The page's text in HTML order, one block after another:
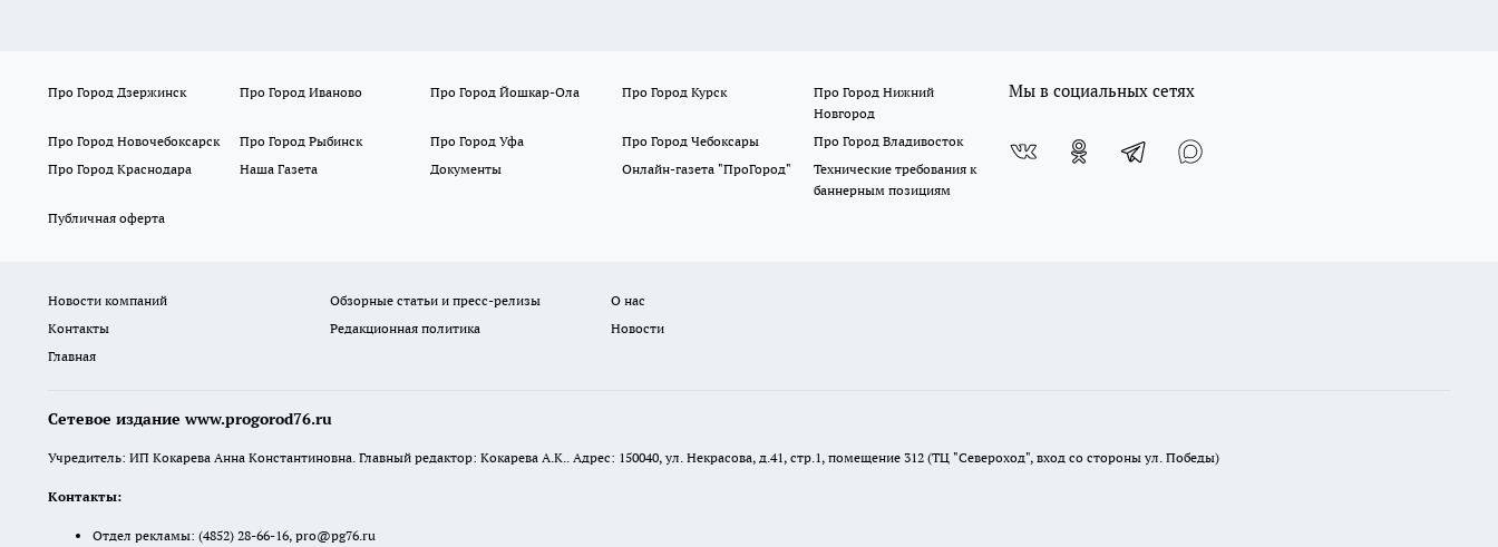
Про Город Дзержинск Про Город Иваново Про Город Йошкар-Ола Про Город Курск
Про Город Нижний
Новгород
Про Город Новочебоксарск
Про Город Рыбинск Про Город Уфа Про Город Чебоксары
Про Город Владивосток
Про Город Краснодара
Наша Газета Документы Онлайн-газета "ПроГород"
Технические требования к
баннерным позициям
Публичная оферта
Мы в социальных сетях
Новости компаний Обзорные статьи и пресс-релизы
О нас
Контакты
Редакционная политика
Новости
Главная
Сетевое издание www.progorod76.ru
Учредитель: ИП Кокарева Анна Константиновна. Главный редактор: Кокарева А.К.. Адрес: 150040, ул. Некрасова, д.41, стр.1, помещение 312 (ТЦ "Североход", вход со стороны ул. Победы)
Контакты:
Отдел рекламы: (4852) 28-66-16, pro@pg76.ru